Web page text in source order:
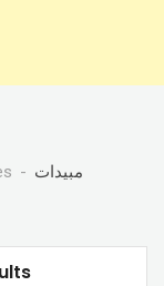
مبيدات